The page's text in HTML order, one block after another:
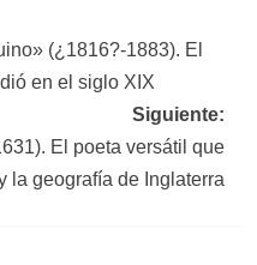
(¿1816?-1883). El
en el siglo XIX
Siguiente:
El poeta versátil que
la geografía de Inglaterra